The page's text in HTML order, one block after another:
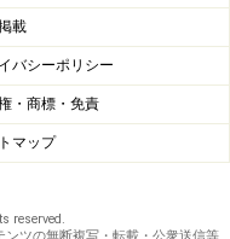
。
次のページへ
載
バシーポリシー
・商標・免責
マップ
reserved.
ツの無断複写・転載・公衆送信等